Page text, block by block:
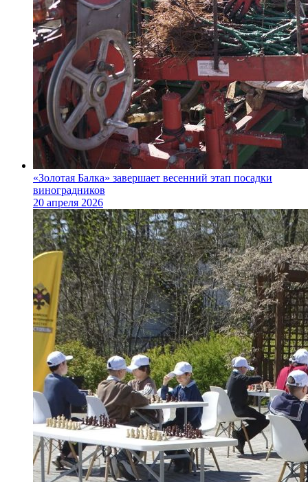
«Золотая Балка» завершает весенний этап посадки
виноградников
20 апреля 2026